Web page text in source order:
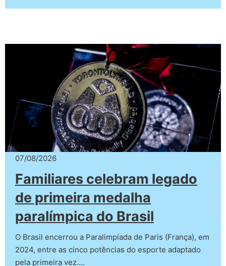
07/08/2026
Familiares celebram legado
de primeira medalha
paralímpica do Brasil
O Brasil encerrou a Paralimpíada de Paris (França), em
2024, entre as cinco potências do esporte adaptado
pela primeira vez.…